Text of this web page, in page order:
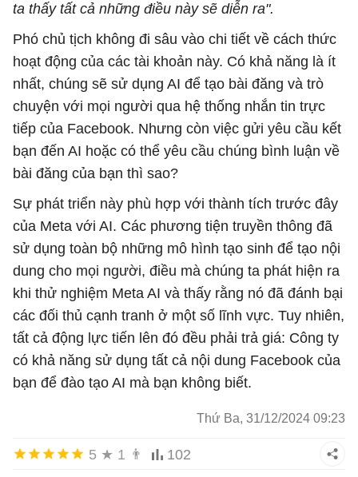
ta thấy tất cả những điều này sẽ diễn ra".
Phó chủ tịch không đi sâu vào chi tiết về cách thức
hoạt động của các tài khoản này. Có khả năng là ít
nhất, chúng sẽ sử dụng AI để tạo bài đăng và trò
chuyện với mọi người qua hệ thống nhắn tin trực
tiếp của Facebook. Nhưng còn việc gửi yêu cầu kết
bạn đến AI hoặc có thể yêu cầu chúng bình luận về
bài đăng của bạn thì sao?
Sự phát triển này phù hợp với thành tích trước đây
của Meta với AI. Các phương tiện truyền thông đã
sử dụng toàn bộ những mô hình tạo sinh để tạo nội
dung cho mọi người, điều mà chúng ta phát hiện ra
khi thử nghiệm Meta AI và thấy rằng nó đã đánh bại
các đối thủ cạnh tranh ở một số lĩnh vực. Tuy nhiên,
tất cả động lực tiến lên đó đều phải trả giá: Công ty
có khả năng sử dụng tất cả nội dung Facebook của
bạn để đào tạo AI mà bạn không biết.
Thứ Ba, 31/12/2024 09:23
5 ★ 1 👨 102